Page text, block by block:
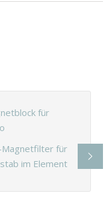
für
Magnetfilter für
im Element